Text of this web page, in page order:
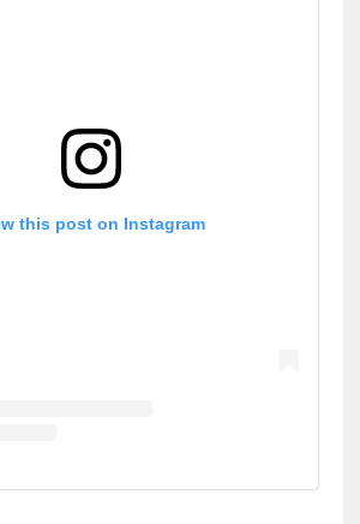
this post on Instagram